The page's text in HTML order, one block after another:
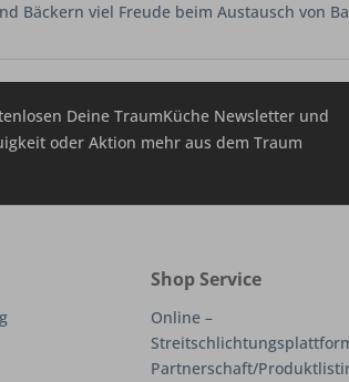
Bäckern viel Freude beim Austausch von
Deine TraumKüche Newsletter und
oder Aktion mehr aus dem Traum
Shop Service
Online –
Partnerschaft/